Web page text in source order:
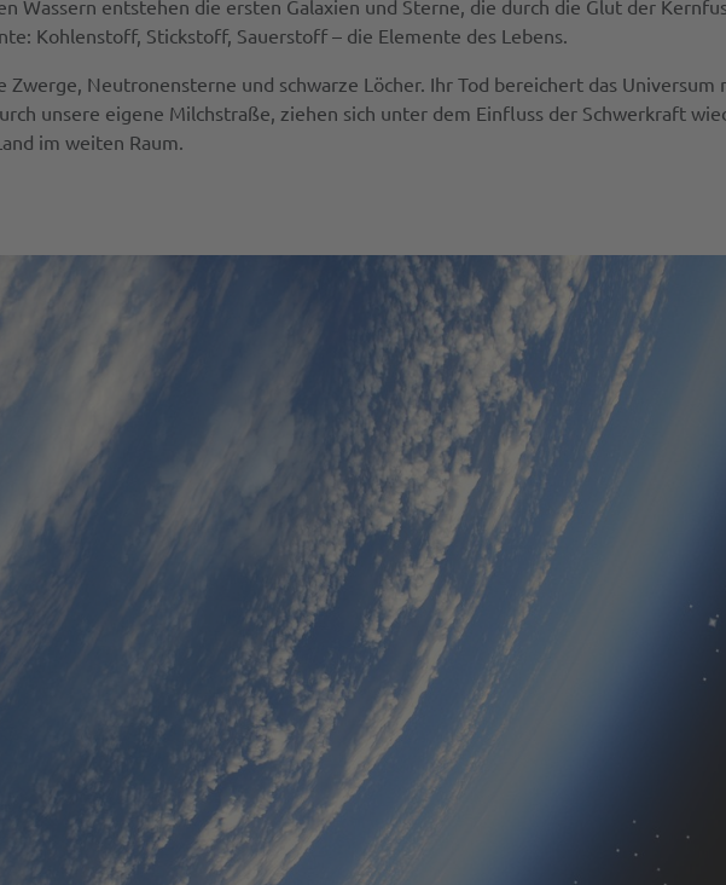
Wassern entstehen die ersten Galaxien und Sterne, die durch die Glut der
Kohlenstoff, Stickstoff, Sauerstoff – die Elemente des Lebens.
Neutronensterne und schwarze Löcher. Ihr Tod bereichert das
unsere eigene Milchstraße, ziehen sich unter dem Einfluss der Schwerkraft
im weiten Raum.